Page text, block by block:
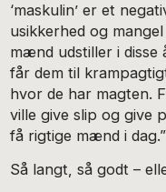
‘maskulin’ er et
usikkerhed og
mænd udstiller i disse
får dem til
hvor de har magten.
ville give slip og give
få rigtige mænd i dag.”
Så langt, så godt –